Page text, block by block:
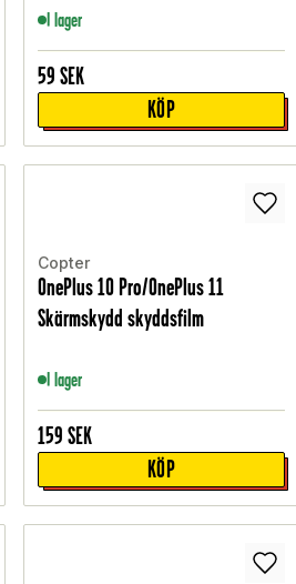
I lager
59 SEK
KÖP
Copter
OnePlus 10 Pro/OnePlus 11
Skärmskydd skyddsfilm
I lager
159 SEK
KÖP